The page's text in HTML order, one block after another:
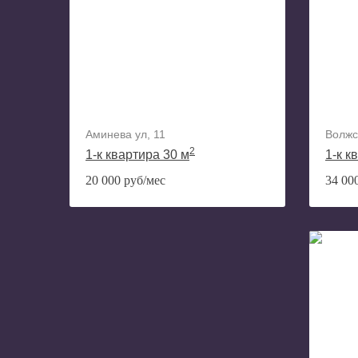
Аминева ул, 11
1-к квартира 30 м2
20 000 руб/мес
1-к
34